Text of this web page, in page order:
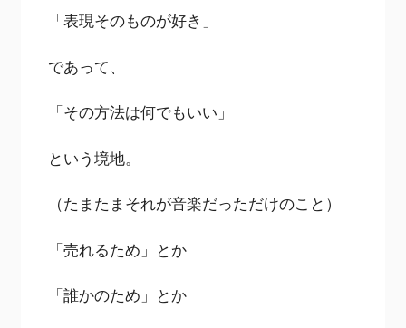
「表現そのものが好き」
であって、
「その方法は何でもいい」
という境地。
（たまたまそれが音楽だっただけのこと）
「売れるため」とか
「誰かのため」とか